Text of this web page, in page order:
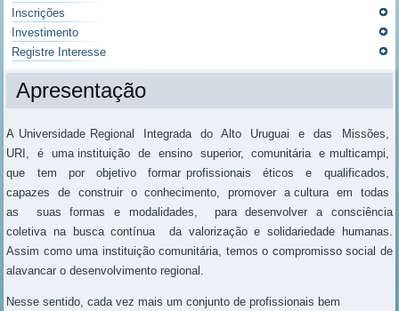
Inscrições
Investimento
Registre Interesse
Apresentação
A Universidade Regional Integrada do Alto Uruguai e das Missões,
URI, é uma instituição de ensino superior, comunitária e multicampi,
que tem por objetivo formar profissionais éticos e qualificados,
capazes de construir o conhecimento, promover a cultura em todas
as suas formas e modalidades, para desenvolver a consciência
coletiva na busca contínua da valorização e solidariedade humanas.
Assim como uma instituição comunitária, temos o compromisso social de
alavancar o desenvolvimento regional.
Nesse sentido, cada vez mais um conjunto de profissionais bem